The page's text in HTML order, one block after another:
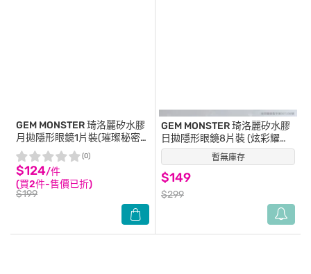
GEM MONSTER琦洛麗矽水膠
月拋隱形眼鏡1片裝(璀璨秘密
棕) 0.00
$124/件
(買2件-售價已折)
$199
(0) 暫無庫存
GEM MONSTER琦洛麗矽水膠
日拋隱形眼鏡8片裝 (炫彩耀眼
灰) 0.00
$149
$299
(0)